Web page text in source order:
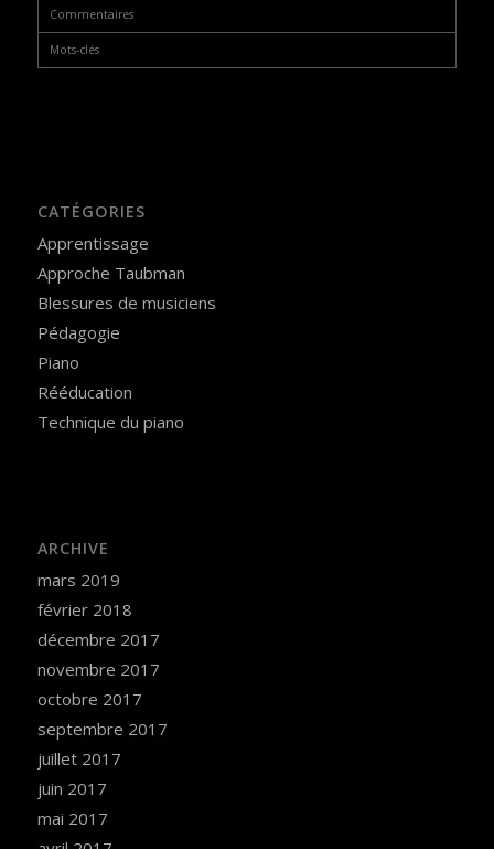
Commentaires
Mots-clés
CATÉGORIES
Apprentissage
Approche Taubman
Blessures de musiciens
Pédagogie
Piano
Rééducation
Technique du piano
ARCHIVE
mars 2019
février 2018
décembre 2017
novembre 2017
octobre 2017
septembre 2017
juillet 2017
juin 2017
mai 2017